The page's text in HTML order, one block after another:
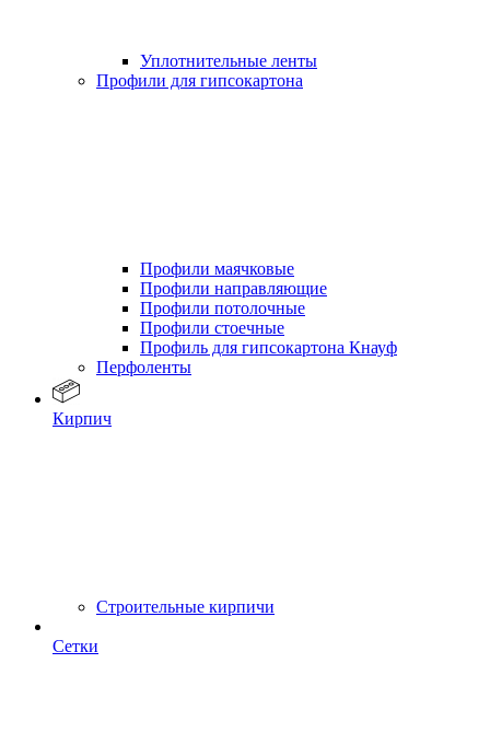
Уплотнительные ленты
Профили для гипсокартона
Профили маячковые
Профили направляющие
Профили потолочные
Профили стоечные
Профиль для гипсокартона Кнауф
Перфоленты
Кирпич
Строительные кирпичи
Сетки